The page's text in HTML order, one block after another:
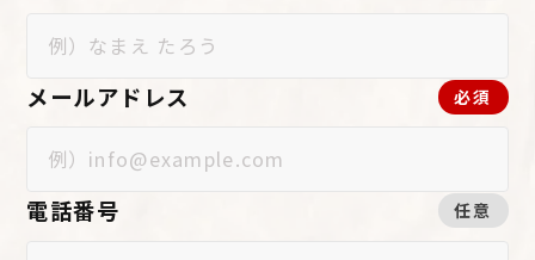
必須
メールアドレス
任意
電話番号